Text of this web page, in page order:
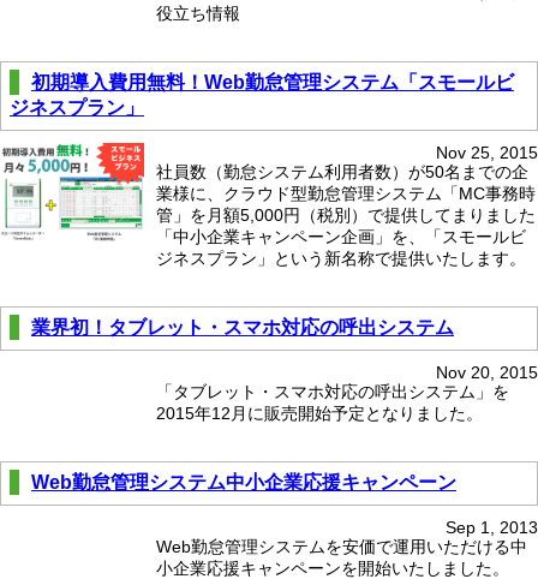
役立ち情報
初期導入費用無料！Web勤怠管理システム「スモールビ
ジネスプラン」
Nov 25, 2015
社員数（勤怠システム利用者数）が50名までの企
業様に、クラウド型勤怠管理システム「MC事務時
管」を月額5,000円（税別）で提供してまりました
「中小企業キャンペーン企画」を、「スモールビ
ジネスプラン」という新名称で提供いたします。
業界初！タブレット・スマホ対応の呼出システム
Nov 20, 2015
「タブレット・スマホ対応の呼出システム」を
2015年12月に販売開始予定となりました。
Web勤怠管理システム中小企業応援キャンペーン
Sep 1, 2013
Web勤怠管理システムを安価で運用いただける中
小企業応援キャンペーンを開始いたしました。